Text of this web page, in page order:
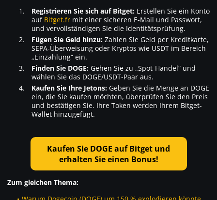
Registrieren Sie sich auf Bitget: Erstellen Sie ein Konto
auf Bitget.fr mit einer sicheren E-Mail und Passwort,
und vervollständigen Sie die Identitätsprüfung.
Fügen Sie Geld hinzu: Zahlen Sie Geld per Kreditkarte,
SEPA-Überweisung oder Kryptos wie USDT im Bereich
„Einzahlung“ ein.
Finden Sie DOGE: Gehen Sie zu „Spot-Handel“ und
wählen Sie das DOGE/USDT-Paar aus.
Kaufen Sie Ihre Jetons: Geben Sie die Menge an DOGE
ein, die Sie kaufen möchten, überprüfen Sie den Preis
und bestätigen Sie. Ihre Token werden Ihrem Bitget-
Wallet hinzugefügt.
Kaufen Sie DOGE auf Bitget und
erhalten Sie einen Bonus!
Zum gleichen Thema: